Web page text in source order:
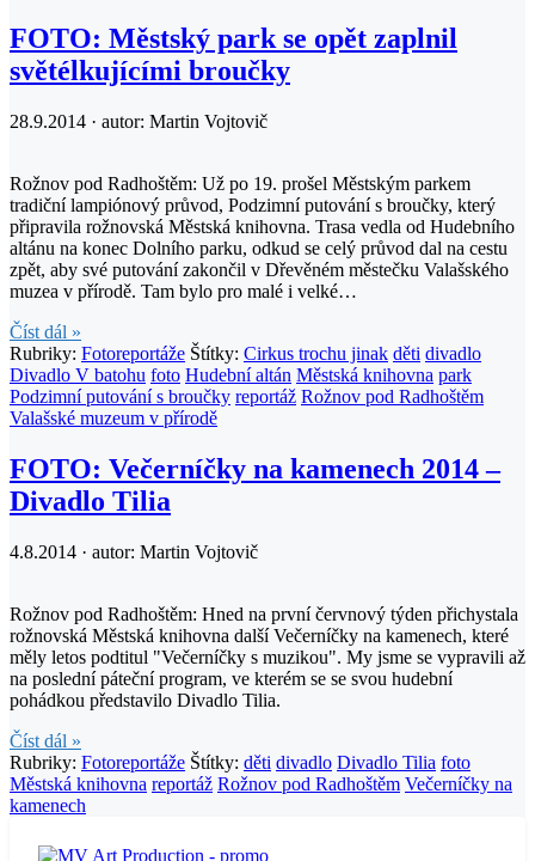
FOTO: Městský park se opět zaplnil
světélkujícími broučky
28.9.2014 · autor: Martin Vojtovič
Rožnov pod Radhoštěm: Už po 19. prošel Městským parkem
tradiční lampiónový průvod, Podzimní putování s broučky, který
připravila rožnovská Městská knihovna. Trasa vedla od Hudebního
altánu na konec Dolního parku, odkud se celý průvod dal na cestu
zpět, aby své putování zakončil v Dřevěném městečku Valašského
muzea v přírodě. Tam bylo pro malé i velké…
Číst dál »
Rubriky: Fotoreportáže Štítky: Cirkus trochu jinak děti divadlo
Divadlo V batohu foto Hudební altán Městská knihovna park
Podzimní putování s broučky reportáž Rožnov pod Radhoštěm
Valašské muzeum v přírodě
FOTO: Večerníčky na kamenech 2014 –
Divadlo Tilia
4.8.2014 · autor: Martin Vojtovič
Rožnov pod Radhoštěm: Hned na první červnový týden přichystala
rožnovská Městská knihovna další Večerníčky na kamenech, které
měly letos podtitul "Večerníčky s muzikou". My jsme se vypravili až
na poslední páteční program, ve kterém se se svou hudební
pohádkou představilo Divadlo Tilia.
Číst dál »
Rubriky: Fotoreportáže Štítky: děti divadlo Divadlo Tilia foto
Městská knihovna reportáž Rožnov pod Radhoštěm Večerníčky na
kamenech